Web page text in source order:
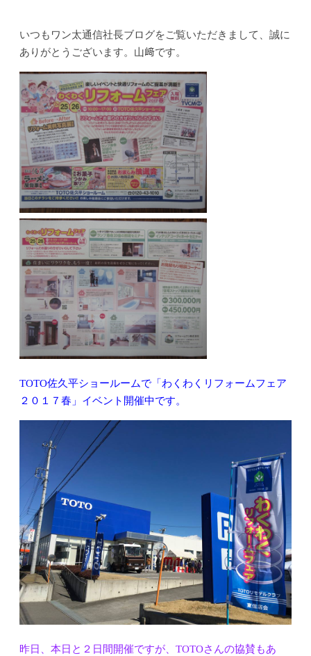
いつもワン太通信社長ブログをご覧いただきまして、誠に
ありがとうございます。山﨑です。
TOTO佐久平ショールームで「わくわくリフォームフェア
２０１７春」イベント開催中です。
昨日、本日と２日間開催ですが、TOTOさんの協賛もあ